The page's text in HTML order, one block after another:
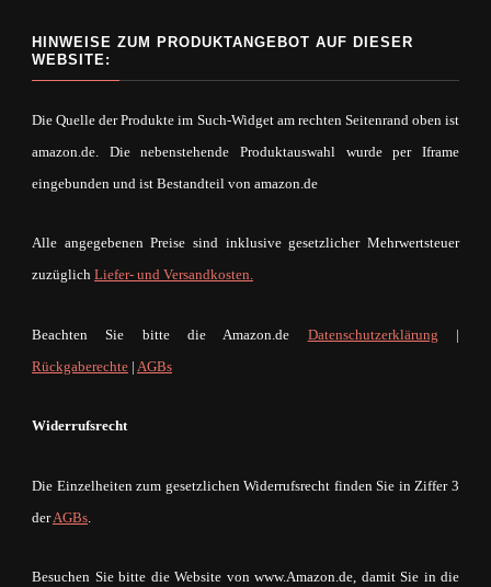
HINWEISE ZUM PRODUKTANGEBOT AUF DIESER
WEBSITE:
Die Quelle der Produkte im Such-Widget am rechten Seitenrand oben ist
amazon.de. Die nebenstehende Produktauswahl wurde per Iframe
eingebunden und ist Bestandteil von amazon.de
Alle angegebenen Preise sind inklusive gesetzlicher Mehrwertsteuer
zuzüglich Liefer- und Versandkosten.
Beachten Sie bitte die Amazon.de Datenschutzerklärung |
Rückgaberechte | AGBs
Widerrufsrecht
Die Einzelheiten zum gesetzlichen Widerrufsrecht finden Sie in Ziffer 3
derAGBs
Besuchen Sie bitte die Website von www.Amazon.de, damit Sie in die